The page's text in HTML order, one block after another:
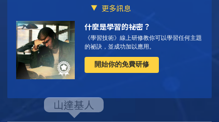
更多訊息
什麼是學習的祕密？
《學習技術》線上研修教你可以學習任何主題
的祕訣，並成功加以應用。
開始你的免費研修